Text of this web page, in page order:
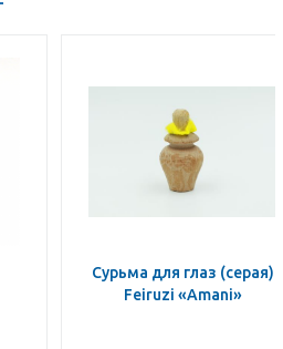
Сурьма для глаз (серая)
Feiruzi «Amani»